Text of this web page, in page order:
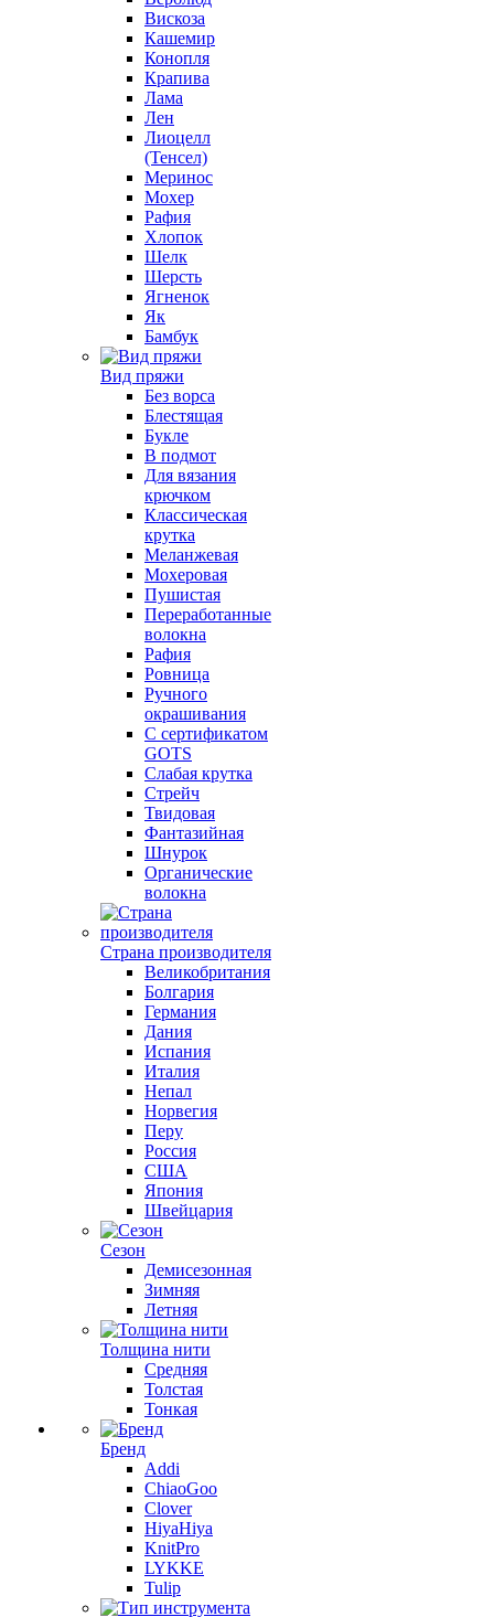
Вискоза
Кашемир
Конопля
Крапива
Лама
Лен
Лиоцелл
(Тенсел)
Меринос
Мохер
Рафия
Хлопок
Шелк
Шерсть
Ягненок
Як
Бамбук
Вид пряжи
Без ворса
Блестящая
Букле
В подмот
Для вязания
крючком
Классическая
крутка
Меланжевая
Мохеровая
Пушистая
Переработанные
волокна
Рафия
Ровница
Ручного
окрашивания
С сертификатом
GOTS
Слабая крутка
Стрейч
Твидовая
Фантазийная
Шнурок
Органические
волокна
Страна производителя
Великобритания
Болгария
Германия
Дания
Испания
Италия
Непал
Норвегия
Перу
Россия
США
Япония
Швейцария
Сезон
Демисезонная
Зимняя
Летняя
Толщина нити
Средняя
Толстая
Тонкая
Бренд
Addi
ChiaoGoo
Clover
HiyaHiya
KnitPro
LYKKE
Tulip